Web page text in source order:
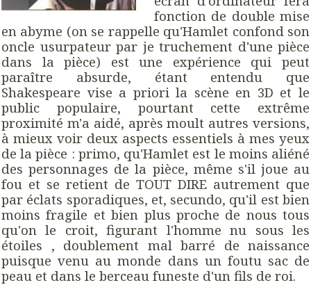
fonction de double mise
en abyme (on se rappelle qu'Hamlet confond son
oncle usurpateur par je truchement d'une pièce
dans la pièce) est une expérience qui peut
paraître absurde, étant entendu que
Shakespeare vise a priori la scène en 3D et le
public populaire, pourtant cette extrême
proximité m'a aidé, après moult autres versions,
à mieux voir deux aspects essentiels à mes yeux
de la pièce : primo, qu'Hamlet est le moins aliéné
des personnages de la pièce, même s'il joue au
fou et se retient de TOUT DIRE autrement que
par éclats sporadiques, et, secundo, qu'il est bien
moins fragile et bien plus proche de nous tous
qu'on le croit, figurant l'homme nu sous les
étoiles , doublement mal barré de naissance
puisque venu au monde dans un foutu sac de
peau et dans le berceau funeste d'un fils de roi.